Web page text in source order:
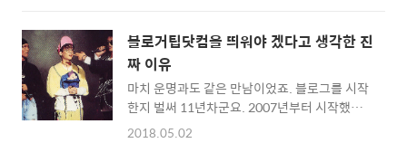
해보세요! 티스토리 블로그는 초대에 의해서만
가입이 가능합니다. 원하시는 분은 댓글에 E-
mail 주소를 남겨주시면 초대장을 보내드립니
다. 남겨주실 때에는 꼭 비밀댓글로 남겨주세
요! 초대장을 보내드리고 바로 개설하시지 않으
신 분들은 초대장을 회수할 수도 있으니 바로 개
블로거팁닷컴을 띄워야 겠다고 생각한 진
짜 이유
마치 운명과도 같은 만남이었죠. 블로그를 시작
한지 벌써 11년차군요. 2007년부터 시작했으
니 꽤 오랜 시간이 흘렀네요. '블로그의 신'이라
2018.05.02